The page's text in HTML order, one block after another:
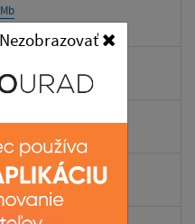
Nezobrazovať
Mb